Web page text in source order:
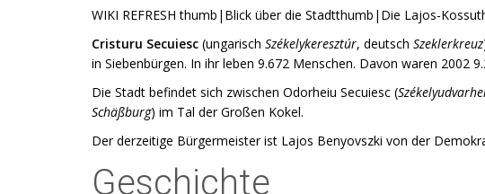
WIKI REFRESH thumb|Blick über die Stadtthumb|Die Lajos-
Cristuru Secuiesc (ungarisch Székelykeresztúr, deutsch Szeklerkreuz
in Siebenbürgen. In ihr leben 9.672 Menschen. Davon waren 2002
Die Stadt befindet sich zwischen Odorheiu Secuiesc (
Schäßburg) im Tal der Großen Kokel.
Der derzeitige Bürgermeister ist Lajos Benyovszki von der
Geschichte